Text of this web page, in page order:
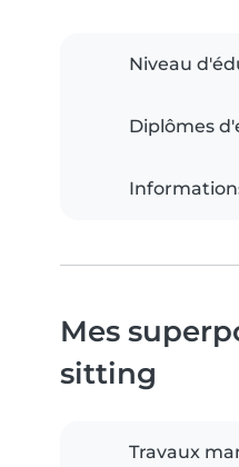
Niveau
Diplômes
Mes
sitting
Travaux